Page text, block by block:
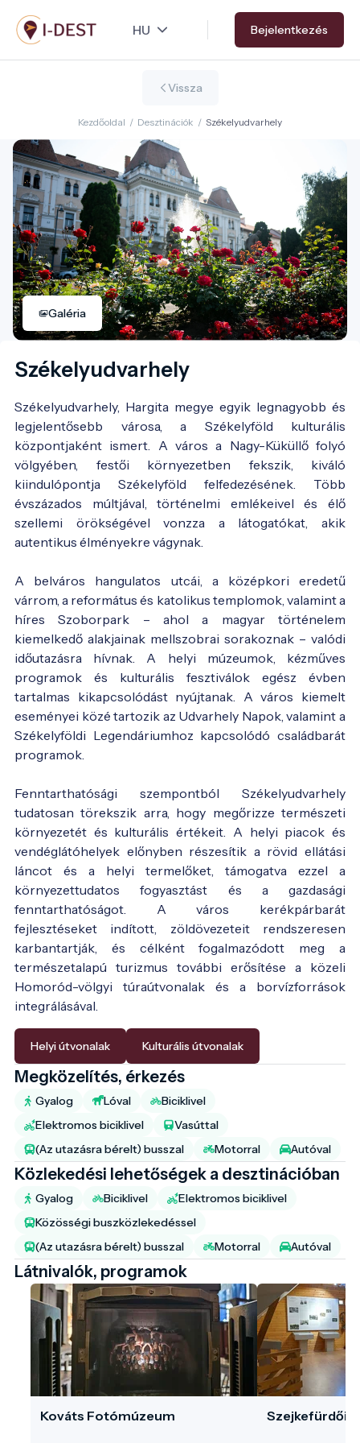
Ugrás
a
tartalomra
Bejelentkezés
Vissza
Kezdőoldal / Desztinációk / Székelyudvarhely
Galéria
Székelyudvarhely
Székelyudvarhely, Hargita megye egyik legnagyobb és
legjelentősebb városa, a Székelyföld kulturális
központjaként ismert. A város a Nagy-Küküllő folyó
völgyében, festői környezetben fekszik, kiváló
kiindulópontja Székelyföld felfedezésének. Több
évszázados múltjával, történelmi emlékeivel és élő
szellemi örökségével vonzza a látogatókat, akik
autentikus élményekre vágynak.
A belváros hangulatos utcái, a középkori eredetű
várrom, a református és katolikus templomok, valamint a
híres Szoborpark – ahol a magyar történelem
kiemelkedő alakjainak mellszobrai sorakoznak – valódi
időutazásra hívnak. A helyi múzeumok, kézműves
programok és kulturális fesztiválok egész évben
tartalmas kikapcsolódást nyújtanak. A város kiemelt
eseményei közé tartozik az Udvarhely Napok, valamint a
Székelyföldi Legendáriumhoz kapcsolódó családbarát
programok.
Fenntarthatósági szempontból Székelyudvarhely
tudatosan törekszik arra, hogy megőrizze természeti
környezetét és kulturális értékeit. A helyi piacok és
vendéglátóhelyek előnyben részesítik a rövid ellátási
láncot és a helyi termelőket, támogatva ezzel a
környezettudatos fogyasztást és a gazdasági
fenntarthatóságot. A város kerékpárbarát
fejlesztéseket indított, zöldövezeteit rendszeresen
karbantartják, és célként fogalmazódott meg a
természetalapú turizmus további erősítése a közeli
Homoród-völgyi túraútvonalak és a borvízforrások
integrálásával.
Helyi útvonalak Kulturális útvonalak
Megközelítés, érkezés
Gyalog Lóval
Biciklivel
Elektromos biciklivel
Vasúttal
(Az utazásra bérelt) busszal
Motorral Autóval
Közlekedési lehetőségek a desztinációban
Gyalog Biciklivel
Elektromos biciklivel
Közösségi buszközlekedéssel
(Az utazásra bérelt) busszal
Motorral Autóval
Látnivalók, programok
Kováts Fotómúzeum Szejkefürdői